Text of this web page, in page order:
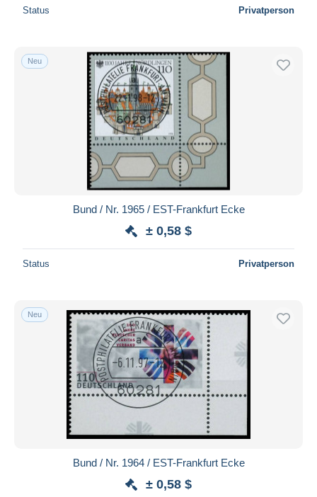
Status Privatperson
Neu
Bund / Nr. 1965 / EST-Frankfurt Ecke
± 0,58 $
Status Privatperson
Neu
Bund / Nr. 1964 / EST-Frankfurt Ecke
± 0,58 $